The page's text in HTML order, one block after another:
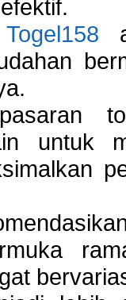
Togel158
untuk